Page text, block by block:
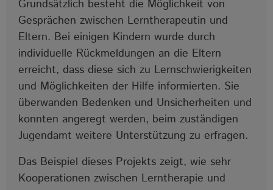
Grundsätzlich besteht die Möglichkeit von
Gesprächen zwischen Lerntherapeutin und
Eltern. Bei einigen Kindern wurde durch
individuelle Rückmeldungen an die Eltern
erreicht, dass diese sich zu Lernschwierigkeiten
und Möglichkeiten der Hilfe informierten. Sie
überwanden Bedenken und Unsicherheiten und
konnten angeregt werden, beim zuständigen
Jugendamt weitere Unterstützung zu erfragen.
Das Beispiel dieses Projekts zeigt, wie sehr
Kooperationen zwischen Lerntherapie und